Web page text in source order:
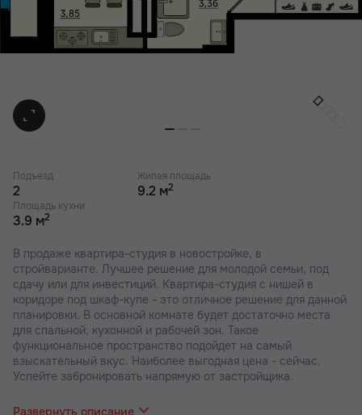
Подъезд
2
Жилая площадь
9.2 м2
Площадь кухни
3.9 м2
В продаже квартира-студия в новостройке, в
стройварианте. Лучшее решение для молодой семьи, под
сдачу или для инвестиций. Квартира-студия с нишей в
коридоре под шкаф-купе - это отличное решение для данной
планировки. В основной комнате будет достаточно места
для спальной, кухонной и рабочей зон. Такое
функциональное пространство подойдет на самый
взыскательный вкус. Наиболее выгодная цена - сейчас.
Успейте забронировать напрямую от застройщика.
отделе продаж вас проконсультируют по актуальным
Развернуть описание